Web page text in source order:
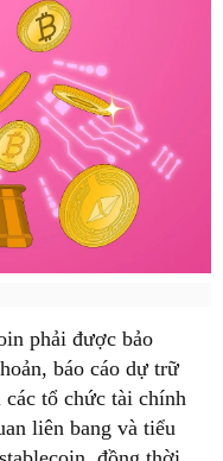
phải được bảo
báo cáo dự trữ
tổ chức tài chính
liên bang và tiểu